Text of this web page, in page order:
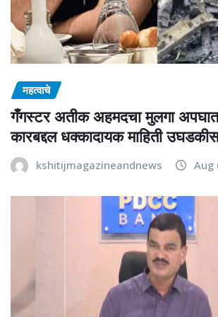
महत्वाचे
गँगस्टर अतीक अहमदचा मुलगा
कारबद्दल धक्कादायक माहिती
kshitijmagazineandnews Aug